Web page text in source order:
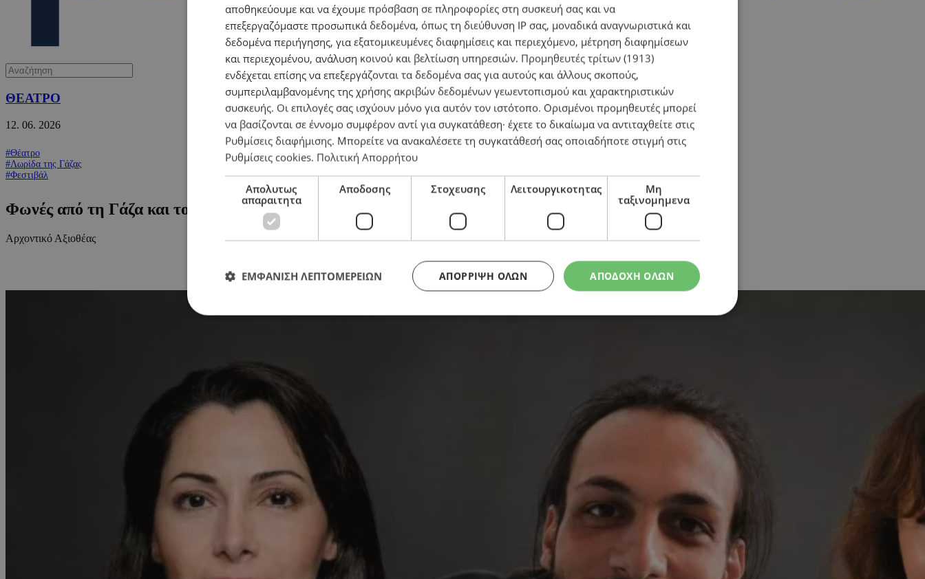
ΘΕΑΤΡΟ
12. 06. 2026
#Θέατρο
#Λωρίδα της Γάζας
#Φεστιβάλ
Φωνές από τη Γάζα και τον Μπέκετ σ’ ένα δίγλωσσο θεατρικό αναλόγιο
Αρχοντικό Αξιοθέας
αποθηκεύουμε και να έχουμε πρόσβαση σε πληροφορίες στη συσκευή σας και να
επεξεργαζόμαστε προσωπικά δεδομένα, όπως τη διεύθυνση IP σας, μοναδικά αναγνωριστικά και
δεδομένα περιήγησης, για εξατομικευμένες διαφημίσεις και περιεχόμενο, μέτρηση διαφημίσεων
και περιεχομένου, ανάλυση κοινού και βελτίωση υπηρεσιών. Προμηθευτές τρίτων (1913)
ενδέχεται επίσης να επεξεργάζονται τα δεδομένα σας για αυτούς και άλλους σκοπούς,
συμπεριλαμβανομένης της χρήσης ακριβών δεδομένων γεωεντοπισμού και χαρακτηριστικών
συσκευής. Οι επιλογές σας ισχύουν μόνο για αυτόν τον ιστότοπο. Ορισμένοι προμηθευτές μπορεί
να βασίζονται σε έννομο συμφέρον αντί για συγκατάθεση· έχετε το δικαίωμα να αντιταχθείτε στις
Ρυθμίσεις διαφήμισης. Μπορείτε να ανακαλέσετε τη συγκατάθεσή σας οποιαδήποτε στιγμή στις
Ρυθμίσεις cookies. Πολιτική Απορρήτου
Απολυτως
απαραιτητα
Αποδοσης Στοχευσης Λειτουργικοτητας
Μη
ταξινομημενα
ΑΠΟΔΟΧΗ ΟΛΩΝ
ΑΠΌΡΡΙΨΗ ΌΛΩΝ
ΕΜΦΑΝΙΣΗ ΛΕΠΤΟΜΕΡΕΙΩΝ